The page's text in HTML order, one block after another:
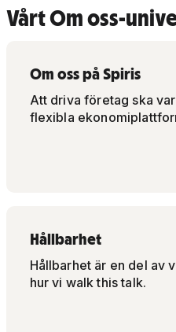
Vårt Om oss-
Om oss på Spiris
Att driva företag ska
flexibla
Hållbarhet
Hållbarhet är en del av
hur vi walk this talk.